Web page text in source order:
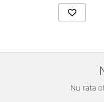
Nu rata